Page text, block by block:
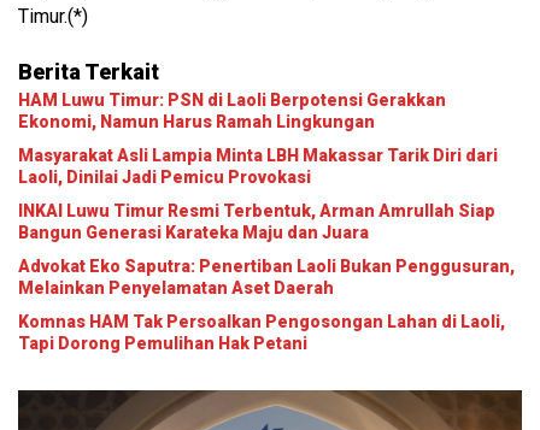
Timur.(*)
Berita Terkait
HAM Luwu Timur: PSN di Laoli Berpotensi Gerakkan
Ekonomi, Namun Harus Ramah Lingkungan
Masyarakat Asli Lampia Minta LBH Makassar Tarik Diri dari
Laoli, Dinilai Jadi Pemicu Provokasi
INKAI Luwu Timur Resmi Terbentuk, Arman Amrullah Siap
Bangun Generasi Karateka Maju dan Juara
Advokat Eko Saputra: Penertiban Laoli Bukan Penggusuran,
Melainkan Penyelamatan Aset Daerah
Komnas HAM Tak Persoalkan Pengosongan Lahan di Laoli,
Tapi Dorong Pemulihan Hak Petani